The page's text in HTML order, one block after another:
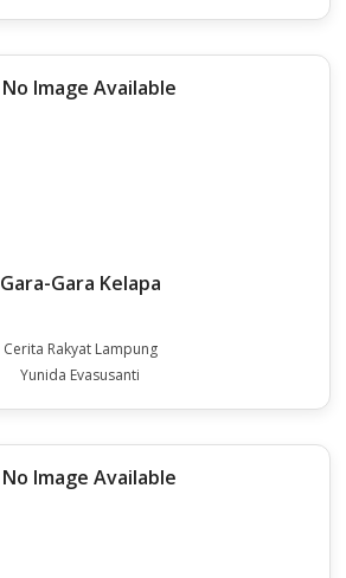
Gara-Gara Kelapa
Cerita Rakyat Lampung
Yunida Evasusanti